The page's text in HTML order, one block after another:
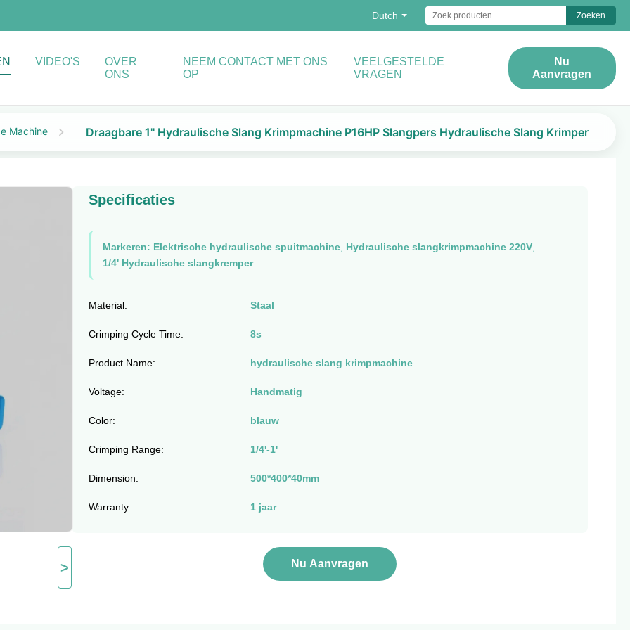
Dutch Zoeken
VIDEO'S
OVER
ONS
NEEM CONTACT MET ONS
OP
VEELGESTELDE
VRAGEN
Nu
Aanvragen
Machine Draagbare 1'' Hydraulische Slang Krimpmachine P16HP Slangpers Hydraulische Slang Krimper
>
Specificaties
Markeren: Elektrische hydraulische spuitmachine, Hydraulische slangkrimpmachine 220V,
1/4' Hydraulische slangkremper
Material: Staal
Crimping Cycle Time: 8s
Product Name: hydraulische slang krimpmachine
Voltage: Handmatig
Color: blauw
Crimping Range: 1/4'-1'
Dimension: 500*400*40mm
Warranty: 1 jaar
Nu Aanvragen